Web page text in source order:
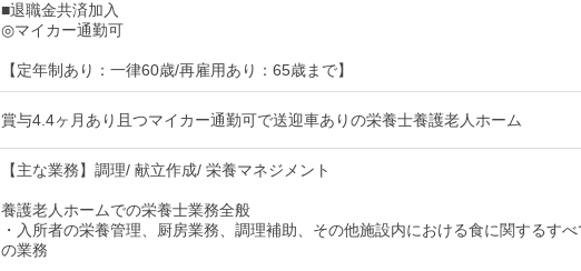
■退職金共済加入
◎マイカー通勤可
【定年制あり：一律60歳/再雇用あり：65歳まで】
賞与4.4ヶ月あり且つマイカー通勤可で送迎車ありの栄養士養護老人ホーム
【主な業務】調理/ 献立作成/ 栄養マネジメント
養護老人ホームでの栄養士業務全般
・入所者の栄養管理、厨房業務、調理補助、その他施設内における食に関するすべ
の業務